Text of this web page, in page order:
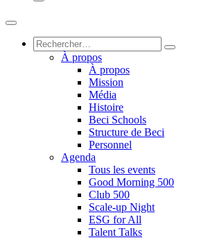
À propos
À propos
Mission
Média
Histoire
Beci Schools
Structure de Beci
Personnel
Agenda
Tous les events
Good Morning 500
Club 500
Scale-up Night
ESG for All
Talent Talks